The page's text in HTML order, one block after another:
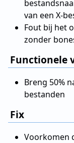
van een X-
Fout bij het
zonder
Functionele
Breng 50%
bestanden
Fix
Voorkomen